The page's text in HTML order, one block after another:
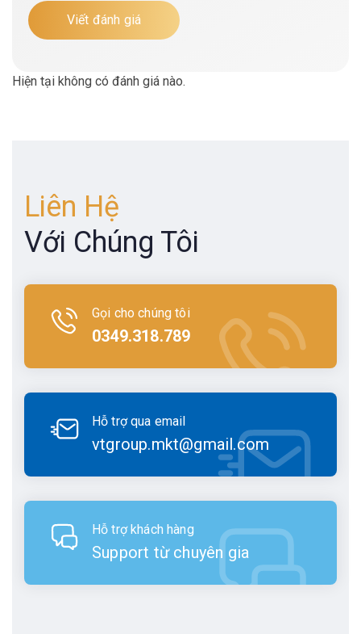
Viết đánh giá
Hiện tại không có đánh giá nào.
Liên Hệ
Với Chúng Tôi
Gọi cho chúng tôi
0349.318.789
Hỗ trợ qua email
vtgroup.mkt@gmail.com
Hỗ trợ khách hàng
Support từ chuyên gia